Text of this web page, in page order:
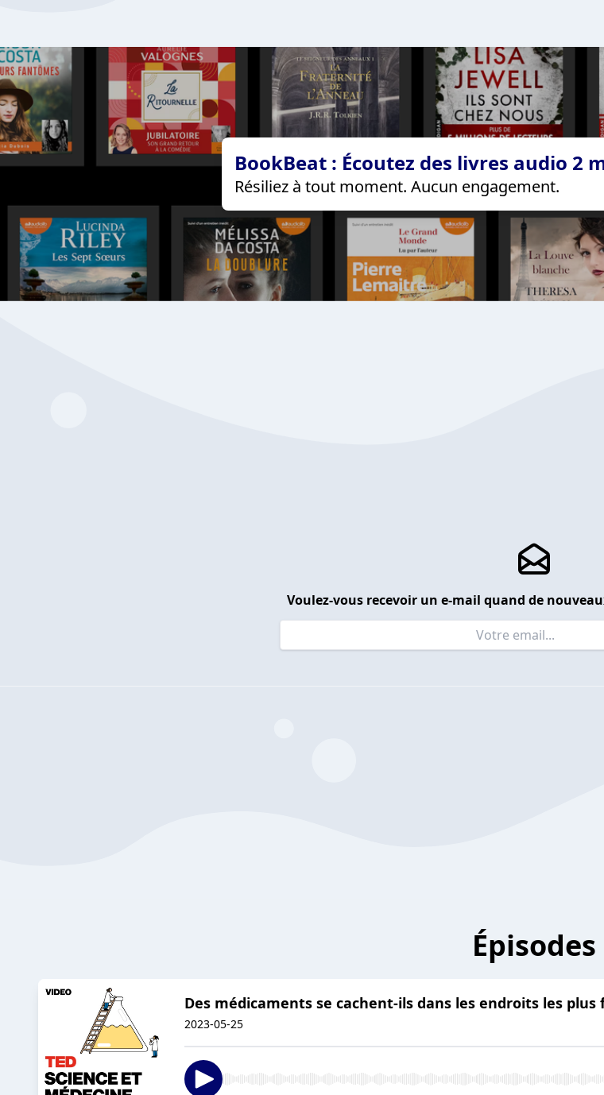
BookBeat : Écoutez des livres audio 2
Résiliez à tout moment. Aucun engagement.
Voulez-vous recevoir un e-mail quand de
Épisodes
Des médicaments se cachent-ils dans les endroits les
2023-05-25